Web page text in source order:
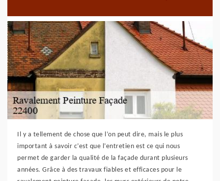
Il y a tellement de chose que l’on peut dire, mais le plus
important à savoir c’est que l’entretien est ce qui nous
permet de garder la qualité de la façade durant plusieurs
années. Grâce à des travaux fiables et efficaces pour le